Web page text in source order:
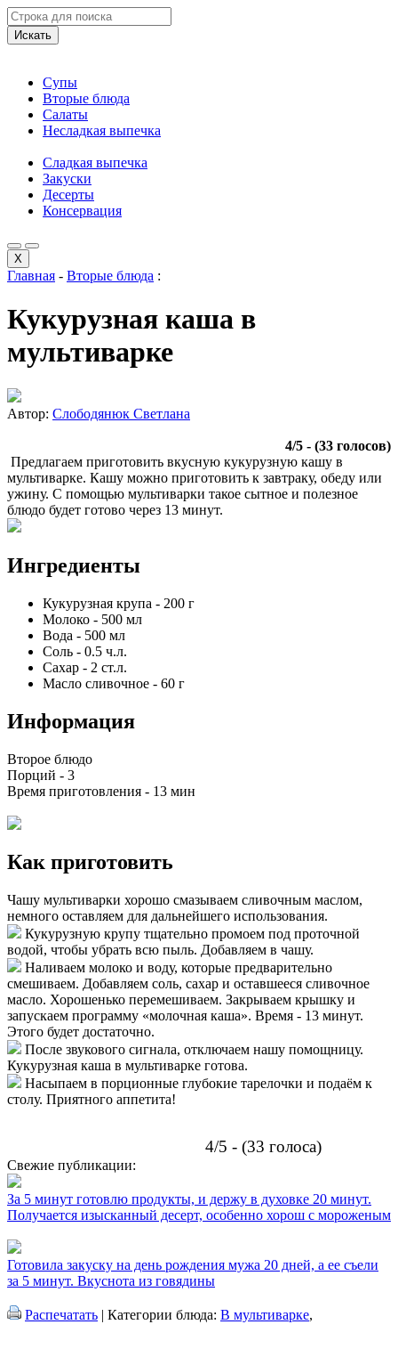
Искать
Супы
Вторые блюда
Салаты
Несладкая выпечка
Сладкая выпечка
Закуски
Десерты
Консервация
X
Главная - Вторые блюда :
Кукурузная каша в
мультиварке
Автор: Слободянюк Светлана
4/5 - (33 голосов)
Предлагаем приготовить вкусную кукурузную кашу в
мультиварке. Кашу можно приготовить к завтраку, обеду или
ужину. С помощью мультиварки такое сытное и полезное
блюдо будет готово через 13 минут.
Ингредиенты
Кукурузная крупа - 200 г
Молоко - 500 мл
Вода - 500 мл
Соль - 0.5 ч.л.
Сахар - 2 ст.л.
Масло сливочное - 60 г
Информация
Второе блюдо
Порций - 3
Время приготовления - 13 мин
Как приготовить
Чашу мультиварки хорошо смазываем сливочным маслом,
немного оставляем для дальнейшего использования.
Кукурузную крупу тщательно промоем под проточной
водой, чтобы убрать всю пыль. Добавляем в чашу.
Наливаем молоко и воду, которые предварительно
смешиваем. Добавляем соль, сахар и оставшееся сливочное
масло. Хорошенько перемешиваем. Закрываем крышку и
запускаем программу «молочная каша». Время - 13 минут.
Этого будет достаточно.
После звукового сигнала, отключаем нашу помощницу.
Кукурузная каша в мультиварке готова.
Насыпаем в порционные глубокие тарелочки и подаём к
столу. Приятного аппетита!
4/5 - (33 голоса)
Свежие публикации:
За 5 минут готовлю продукты, и держу в духовке 20 минут.
Получается изысканный десерт, особенно хорош с мороженым
Готовила закуску на день рождения мужа 20 дней, а ее съели
за 5 минут. Вкуснота из говядины
Распечатать | Категории блюда: В мультиварке,